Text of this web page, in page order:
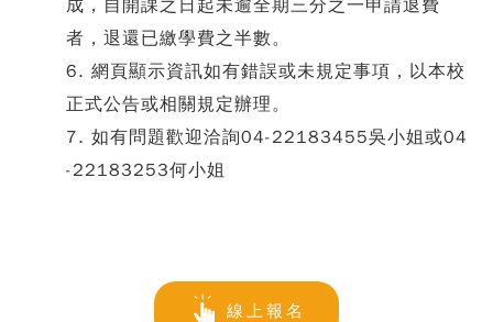
成，自開課之日起未逾全期三分之一申請退費
者，退還已繳學費之半數。
6. 網頁顯示資訊如有錯誤或未規定事項，以本校
正式公告或相關規定辦理。
7. 如有問題歡迎洽詢04-22183455吳小姐或04
-22183253何小姐
線上報名